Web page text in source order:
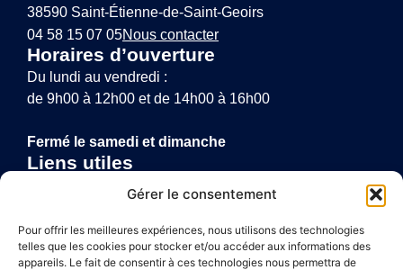
Gérer le consentement
Pour offrir les meilleures expériences, nous utilisons des technologies
telles que les cookies pour stocker et/ou accéder aux informations des
appareils. Le fait de consentir à ces technologies nous permettra de
38590 Saint-Étienne-de-Saint-Geoirs
04 58 15 07 05Nous contacter
Horaires d’ouverture
Du lundi au vendredi :
de 9h00 à 12h00 et de 14h00 à 16h00
Fermé le samedi et dimanche
Liens utiles
Annuaire de santé
Politique de confidentialité
Plan du site